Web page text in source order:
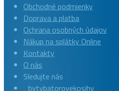
Obchodné podmienky
Doprava a platba
Ochrana osobných údajov
Nákup na splátky Online
Kontakty
O nás
Sledujte nás
bvtvbatorovekosihy